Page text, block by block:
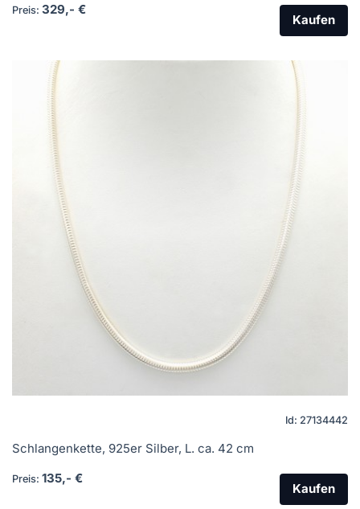
Preis: 329,- €
Kaufen
Id: 27134442
Schlangenkette, 925er Silber, L. ca. 42 cm
Preis: 135,- €
Kaufen